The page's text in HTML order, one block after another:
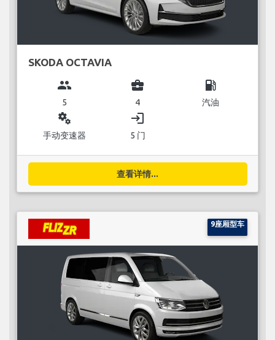
SKODA OCTAVIA
group
5
business_center
4
local_gas_station
汽油
miscellaneous_services
手动变速器
login
5 门
查看详情...
9座厢型车